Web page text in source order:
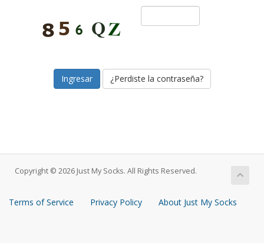
¿Perdiste la contraseña?
Copyright © 2026 Just My Socks. All Rights Reserved.
Terms of Service Privacy Policy About Just My Socks